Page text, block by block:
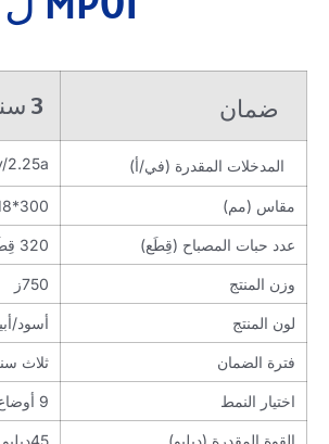
ضمان 3 سنين
المدخلات المقدرة (في/أ) 2.25a
مقاس (مم) 300*218*13.8
عدد حبات المصباح (قِطَع) 320 قِطَع (يمكن خلطها ومطابقة)
وزن المنتج 750ز
لون المنتج أسود/
فترة الضمان ثلاث
اختيار النمط 9 أوضاع اختيار رائعة
القوة المقدرة (دبليو) 45دبليو